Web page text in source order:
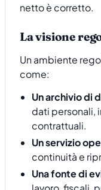
netto è corretto.
La visione
Un ambiente
come:
Un archivio di
dati personali,
contrattuali.
Un servizio
continuità e
Una fonte di